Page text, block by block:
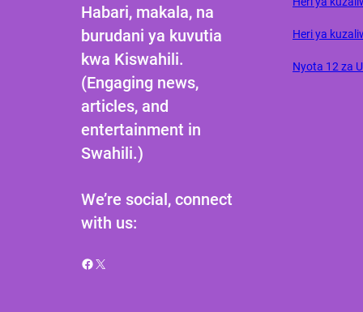
Habari, makala, na
burudani ya kuvutia
kwa Kiswahili.
(Engaging news,
articles, and
entertainment in
Swahili.)
We’re social, connect
with us:
Facebook X
Heri ya
Nyota 12 za